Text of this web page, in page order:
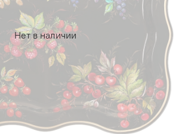
Нет в наличии